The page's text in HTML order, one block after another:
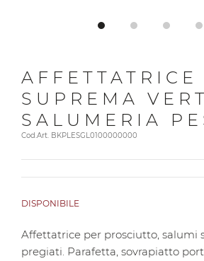
AFFETTATRICE
SUPREMA
SALUMERIA
Cod.Art. BKPLESGL0100000000
DISPONIBILE
Affettatrice per prosciutto, salumi
pregiati. Parafetta, sovrapiatto